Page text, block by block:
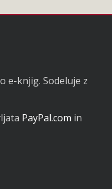
e-knjig. Sodeluje z
PayPal.com in